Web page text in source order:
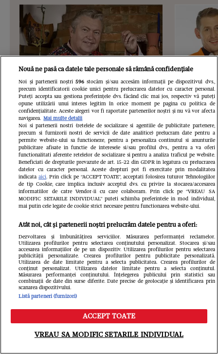
VEDETE SI EVENIMENTE
Cum l-au confundat Luminița și
Marian Baicu pe un tunisian cu
nașul lor, Gheorghe Turda: ”Are o
sosie în Tunisia. Avea aceeași
statură, în jur de 70 de ani, tenul alb
și ochii albaștri! Culmea, și îmbrăcat
ca nașul nostru” / EXCLUSIV
VEDETE
Nimic nu-i
omagiază
lui, care
ani: ”Eu
cu niște
aniversez
EXCLUSIV
Meniu Caută
Nouă ne pasă ca datele tale personale să rămână confidențiale
Noi și partenerii noștri 596stocăm și/sau accesăm informații pe dispozitivul dvs.,
precum identificatorii cookie unici pentru prelucrarea datelor cu caracter personal.
Puteți accepta sau gestiona preferințele dvs. făcând clic mai jos, respectiv vă puteți
opune utilizării unui interes legitim în orice moment pe pagina cu politica de
confidențialitate. Aceste alegeri vor fi raportate partenerilor noștri și nu vă vor afecta
navigarea. Mai multe detalii
Noi si partenerii nostri (retelele de socializare si agentiile de publicitate partenere,
precum si furnizorii nostri de servicii de date analitice) prelucram date pentru a
permite website-ului sa functioneze, pentru a personaliza continutul si anunturile
publicitare afisate in functie de interesele si/sau profilul dvs., pentru a va oferi
functionalitati aferente retelelor de socializare si pentru a analiza traficul pe website.
Beneficiati de drepturile prevazute de art. 15-22 din GDPR in legatura cu prelucrarea
datelor cu caracter personal. Aceste drepturi pot fi exercitate prin modalitatea
indicataaici. Prin click pe “ACCEPT TOATE”, acceptati folosirea tuturor Tehnologiilor
de tip Cookie, care implica inclusiv acceptul dvs. cu privire la stocarea/accesarea
informatiilor de catre Vendor-ii cu care colaboram. Prin click pe “VREAU SA
MODIFIC SETARILE INDIVIDUAL” puteti schimba preferintele in mod individual,
mai putin cele legate de cookie strict necesare pentru functionarea website-ului.
Atât noi, cât și partenerii noștri prelucrăm datele pentru a oferi:
Dezvoltarea și îmbunătățirea serviciilor. Măsurarea performanței reclamelor.
Utilizarea profilurilor pentru selectarea conținutului personalizat. Stocarea și/sau
accesarea informațiilor de pe un dispozitiv. Utilizarea profilurilor pentru selectarea
publicității personalizate. Crearea profilurilor pentru publicitate personalizată.
Utilizarea de date limitate pentru a selecta publicitatea. Crearea profilurilor de
conținut personalizat. Utilizarea datelor limitate pentru a selecta conținutul.
Măsurarea performanței conținutului. Înțelegerea publicului prin statistici sau
combinații de date din surse diferite. Date precise de geolocație și identificarea prin
scanarea dispozitivului.
Listă parteneri (furnizori)
ACCEPT TOATE
VREAU SA MODIFIC SETARILE INDIVIDUAL